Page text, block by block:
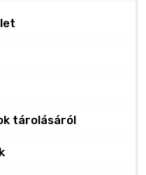
tárolásáról